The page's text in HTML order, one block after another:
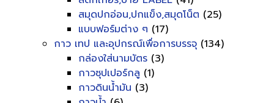
สมุดปกอ่อน,ปกแข็ง,สมุดโน็ต (25)
แบบฟอร์มต่าง ๆ (17)
กาว เทป และอุปกรณ์เพื่อการบรรจุ (134)
กล่องใส่นามบัตร (3)
กาวซุปเปอร์กลู (1)
กาวดินน้ำมัน (3)